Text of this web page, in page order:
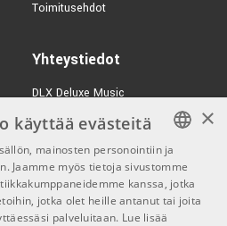
Toimitusehdot
Yhteystiedot
DLX Deluxe Music
verkkokaupan asiakaspalvelu:
tilaus@dlxmusic.fi
Puh: 0207 282240 (arkisin klo
13-17)
Puh: 0207 282250 (myymälä)
FINNISH
FINNISH
×
käyttää evästeitä
mainosten personointiin ja
Jaamme myös tietoja sivustomme
kanssa, jotka
jotka olet heille antanut tai joita
palveluitaan. Lue lisää